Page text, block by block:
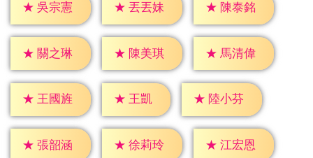
★ 吳宗憲 ★ 丟丟妹 ★ 陳泰銘
★ 關之琳 ★ 陳美琪 ★ 馬清偉
★ 王國旌 ★ 王凱 ★ 陸小芬
★ 張韶涵 ★ 徐莉玲 ★ 江宏恩